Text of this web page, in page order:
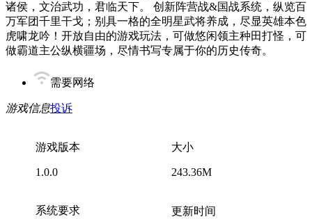
诸侯，文治武功，君临天下。 创新阵营战&国战系统，纵览百
万军团千里干戈；别具一格的全明星武将养成，尽显英雄本色
虎啸龙吟！开放自由的游戏玩法，可做悠闲领主种田打怪，可
做霸道主公纵横疆场，尽情书写专属于你的历史传奇。
需要网络
游戏信息投诉
游戏版本
1.0.0
大小
243.36M
系统要求 更新时间